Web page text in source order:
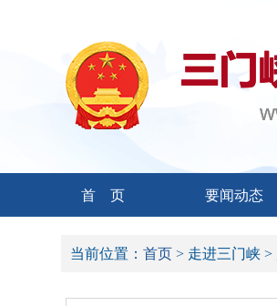
首 页 要闻动态
当前位置： 首页 > 走进三门峡 >